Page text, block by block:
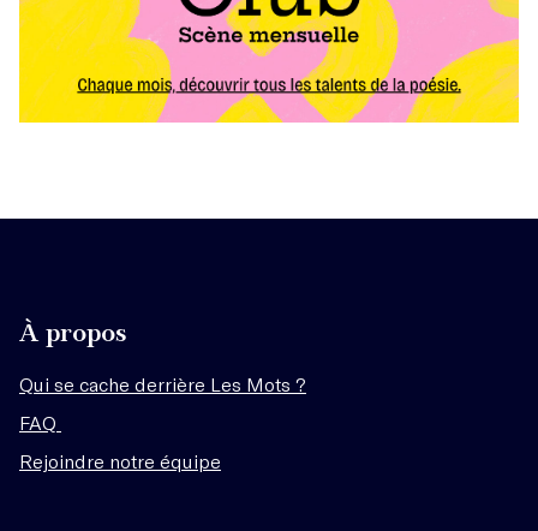
À propos
Qui se cache derrière Les Mots ?
FAQ
Rejoindre notre équipe